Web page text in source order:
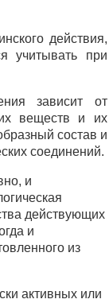
действия,
учитывать при
зависит от
веществ и их
состав и
соединений.
и
действующих
и
из
активных или